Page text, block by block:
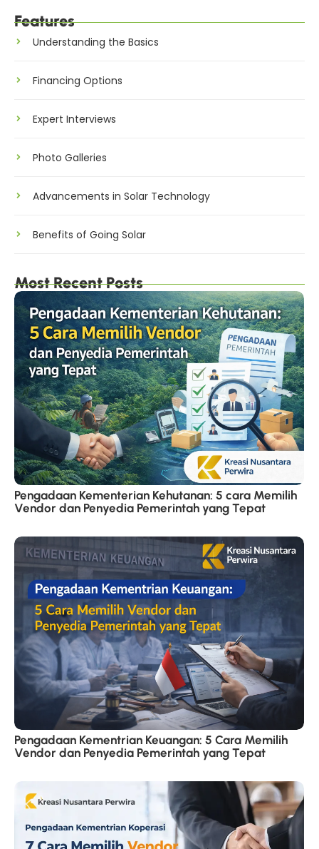
Features
Understanding the Basics
Financing Options
Expert Interviews
Photo Galleries
Advancements in Solar Technology
Benefits of Going Solar
Most Recent Posts
Pengadaan Kementerian Kehutanan: 5 cara Memilih
Vendor dan Penyedia Pemerintah yang Tepat
Pengadaan Kementrian Keuangan: 5 Cara Memilih
Vendor dan Penyedia Pemerintah yang Tepat